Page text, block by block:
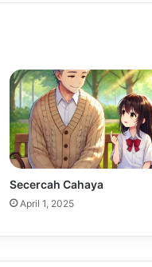
Secercah Cahaya
April 1, 2025